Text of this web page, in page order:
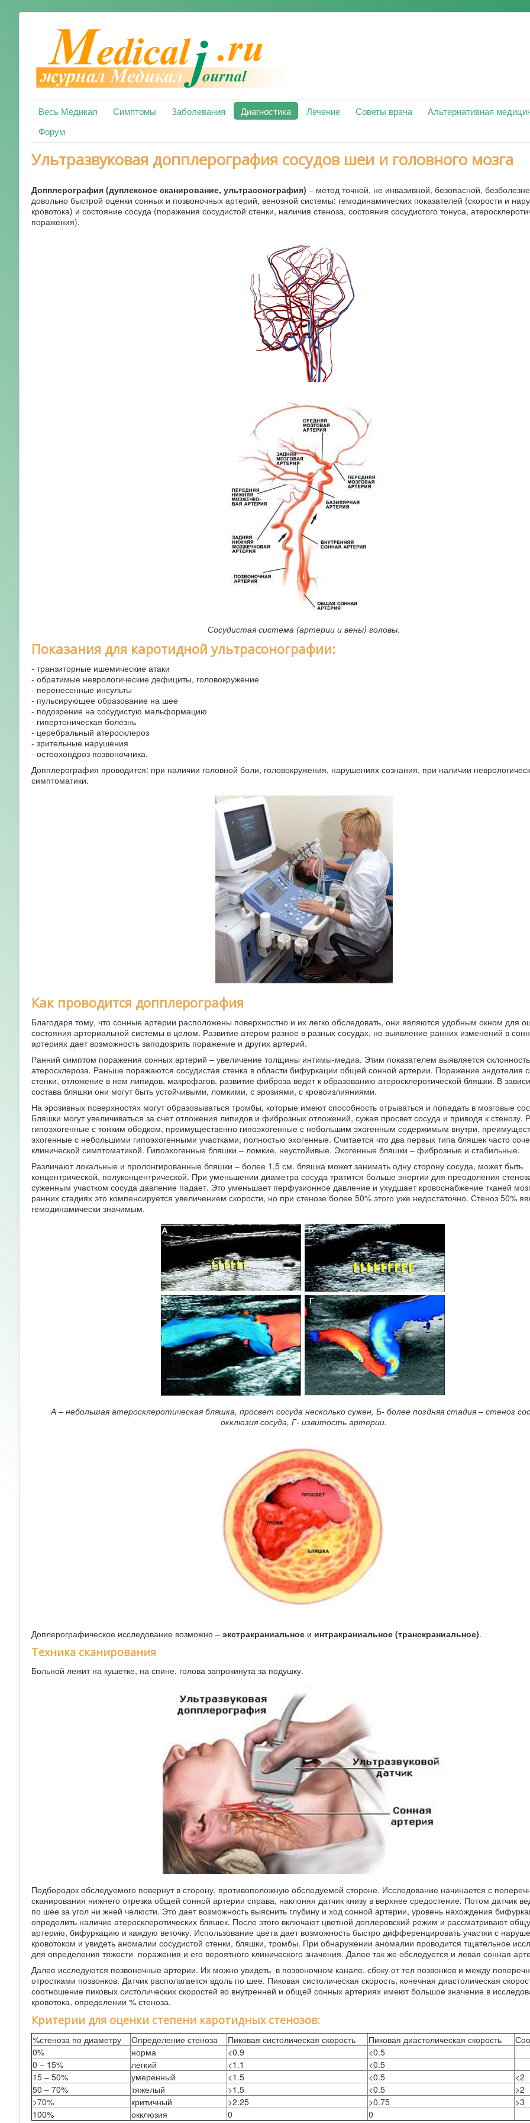
Весь Медикал Симптомы Заболевания Диагностика Лечение Советы врача
Альтернативная
Форум
Ультразвуковая допплерография сосудов шеи и головного мозга
Допплерография (дуплексное сканирование, ультрасонография) – метод точной, не инвазивной, безопасной,
довольно быстрой оценки сонных и позвоночных артерий, венозной системы: гемодинамических показателей (скорости и
кровотока) и состояние сосуда (поражения сосудистой стенки, наличия стеноза, состояния сосудистого тонуса,
поражения).
Сосудистая система (артерии и вены) головы.
Показания для каротидной ультрасонографии:
- транзиторные ишемические атаки
- обратимые неврологические дефициты, головокружение
- перенесенные инсульты
- пульсирующее образование на шее
- подозрение на сосудистую мальформацию
- гипертоническая болезнь
- церебральный атеросклероз
- зрительные нарушения
- остеохондроз позвоночника.
Допплерография проводится: при наличии головной боли, головокружения, нарушениях сознания, при наличии
симптоматики.
Как проводится допплерография
Благодаря тому, что сонные артерии расположены поверхностно и их легко обследовать, они являются удобным окном для
состояния артериальной системы в целом. Развитие атером разное в разных сосудах, но выявление ранних изменений в
артериях дает возможность заподозрить поражение и других артерий.
Ранний симптом поражения сонных артерий – увеличение толщины интимы-медиа. Этим показателем выявляется
атеросклероза. Раньше поражаются сосудистая стенка в области бифуркации общей сонной артерии. Поражение эндотелия
стенки, отложение в нем липидов, макрофагов, развитие фиброза ведет к образованию атеросклеротической бляшки. В
состава бляшки они могут быть устойчивыми, ломкими, с эрозиями, с кровоизлияниями.
На эрозивных поверхностях могут образовываться тромбы, которые имеют способность отрываться и попадать в мозговые
Бляшки могут увеличиваться за счет отложения липидов и фиброзных отложений, сужая просвет сосуда и приводя к стенозу.
гипоэхогенные с тонким ободком, преимущественно гипоэхогенные с небольшим эхогенным содержимым внутри,
эхогенные с небольшими гипоэхогенными участками, полностью эхогенные. Считается что два первых типа бляшек часто
клинической симптоматикой. Гипоэхогенные бляшки – ломкие, неустойивые. Эхогенные бляшки – фиброзные и стабильные.
Различают локальные и пролонгированные бляшки – более 1,5 см. бляшка может занимать одну сторону сосуда, может быть
концентрической, полуконцентрической. При уменьшении диаметра сосуда тратится больше энергии для преодоления
суженным участком сосуда давление падает. Это уменьшает перфузионное давление и ухудшает кровоснабжение тканей
ранних стадиях это компенсируется увеличением скорости, но при стенозе более 50% этого уже недостаточно. Стеноз 50%
гемодинамически значимым.
А – небольшая атеросклеротическая бляшка, просвет сосуда несколько сужен, Б- более поздняя стадия – стеноз
окклюзия сосуда, Г- извитость артерии.
Доплерографическое исследование возможно – экстракраниальноеи интракраниальное (транскраниальное).
Техника сканирования
Больной лежит на кушетке, на спине, голова запрокинута за подушку.
Подбородок обследуемого повернут в сторону, противоположную обследуемой стороне. Исследование начинается с
сканирования нижнего отрезка общей сонной артерии справа, наклоняя датчик книзу в верхнее средостение. Потом датчик
по шее за угол ни жней челюсти. Это дает возможность выяснить глубину и ход сонной артерии, уровень нахождения
определить наличие атеросклеротических бляшек. После этого включают цветной доплеровский режим и рассматривают
артерию, бифуркацию и каждую веточку. Использование цвета дает возможность быстро дифференцировать участки с
кровотоком и увидеть аномалии сосудистой стенки, бляшки, тромбы. При обнаружении аномалии проводится тщательное
для определения тяжести поражения и его вероятного клинического значения. Далее так же обследуется и левая сонная
Далее исследуются позвоночные артерии. Их можно увидеть в позвоночном канале, сбоку от тел позвонков и между
отростками позвонков. Датчик располагается вдоль по шее. Пиковая систолическая скорость, конечная диастолическая
соотношение пиковых систолических скоростей во внутренней и общей сонных артериях имеют большое значение в
кровотока, определении % стеноза.
Критерии для оценки степени каротидных стенозов:
%стеноза по диаметру Определение стеноза Пиковая систолическая скорость Пиковая диастолическая скорость
0%
норма <0.9
<0.5
0 – 15%
легкий <1.1
<0.5
15 – 50%
умеренный <1.5 <0.5
<2
50 – 70%
тяжелый >1.5 <0.5
>2
>70%
критичный >2.25 >0.75
>3
100%
окклюзия 0
0